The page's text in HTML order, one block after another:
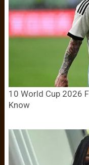
10 World Cup 2026
Know